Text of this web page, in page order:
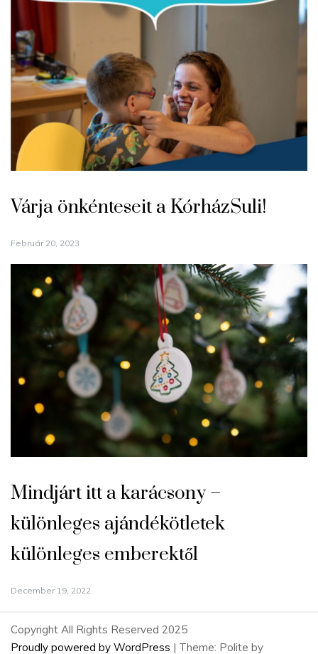
Várja önkénteseit a KórházSuli!
Február 20, 2023
Mindjárt itt a karácsony –
különleges ajándékötletek
különleges emberektől
December 19, 2022
Copyright All Rights Reserved 2025
Proudly powered by WordPress | Theme: Polite by